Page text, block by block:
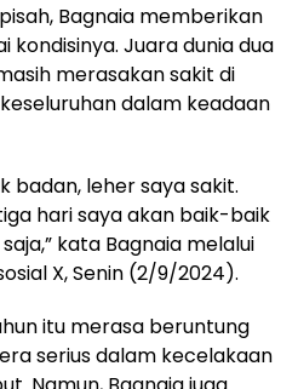
Bagnaia memberikan
Juara dunia dua
merasakan sakit di
dalam keadaan
badan, leher saya sakit.
hari saya akan baik-baik
kata Bagnaia melalui
X, Senin (2/9/2024).
itu merasa beruntung
serius dalam kecelakaan